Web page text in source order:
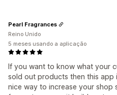
If you want to know what your
sold out products then this app
nice way to increase your shop
Pearl Fragrances
Reino Unido
5 meses usando a aplicação